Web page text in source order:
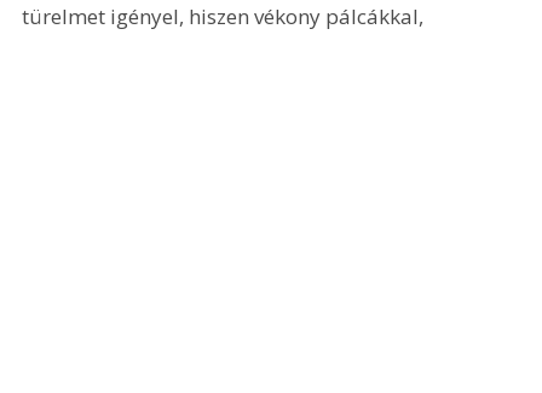
türelmet igényel, hiszen vékony pálcákkal,